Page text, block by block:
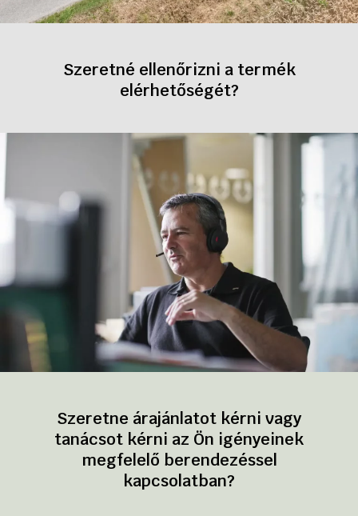
Szeretné ellenőrizni a termék
elérhetőségét?
Szeretne árajánlatot kérni vagy
tanácsot kérni az Ön igényeinek
megfelelő berendezéssel
kapcsolatban?